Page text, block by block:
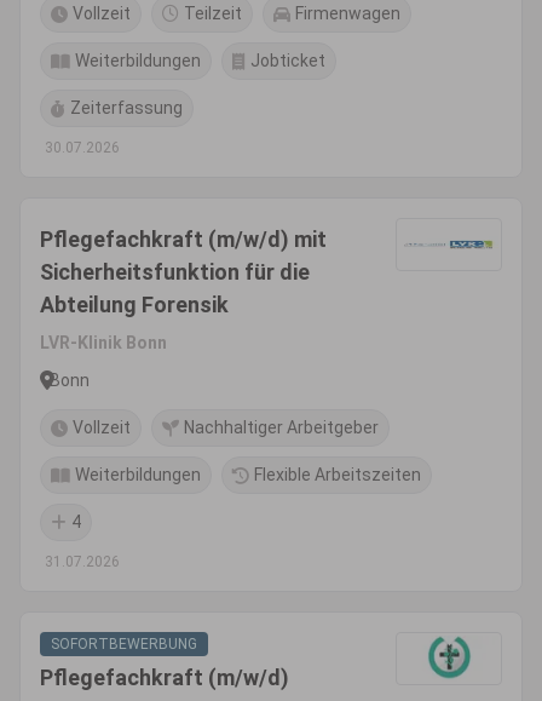
Vollzeit Teilzeit Firmenwagen
Weiterbildungen Jobticket
Zeiterfassung
30.07.2026
Pflegefachkraft (m/w/d) mit
Sicherheitsfunktion für die
Abteilung Forensik
LVR-Klinik Bonn
Bonn
Vollzeit Nachhaltiger Arbeitgeber
Weiterbildungen Flexible Arbeitszeiten
4
31.07.2026
SOFORTBEWERBUNG
Pflegefachkraft (m/w/d)